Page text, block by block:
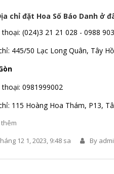
chỉ đặt Hoa Số Báo Danh ở
(024)3 21 21 028 - 0988
445/50 Lạc Long Quân, Tây
0981999002
115 Hoàng Hoa Thám, P13,
12 1, 2023, 9:48 sa
By